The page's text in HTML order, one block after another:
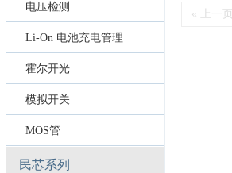
电压检测
Li-On 电池充电管理
霍尔开光
模拟开关
MOS管
民芯系列
« 上一页